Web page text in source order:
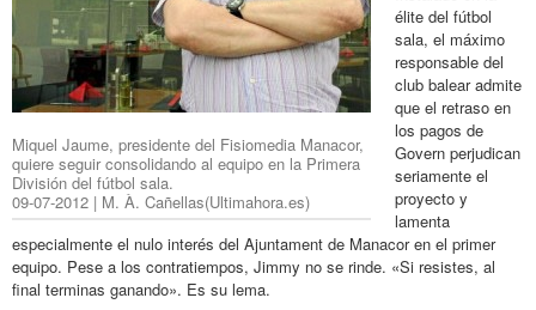
Miquel Jaume, presidente del Fisiomedia Manacor,
quiere seguir consolidando al equipo en la Primera
División del fútbol sala.
09-07-2012 | M. À. Cañellas(Ultimahora.es)
élite del fútbol
sala, el máximo
responsable del
club balear admite
que el retraso en
los pagos de
Govern perjudican
seriamente el
proyecto y
lamenta
especialmente el nulo interés del Ajuntament de Manacor en el primer
equipo. Pese a los contratiempos, Jimmy no se rinde. «Si resistes, al
final terminas ganando». Es su lema.